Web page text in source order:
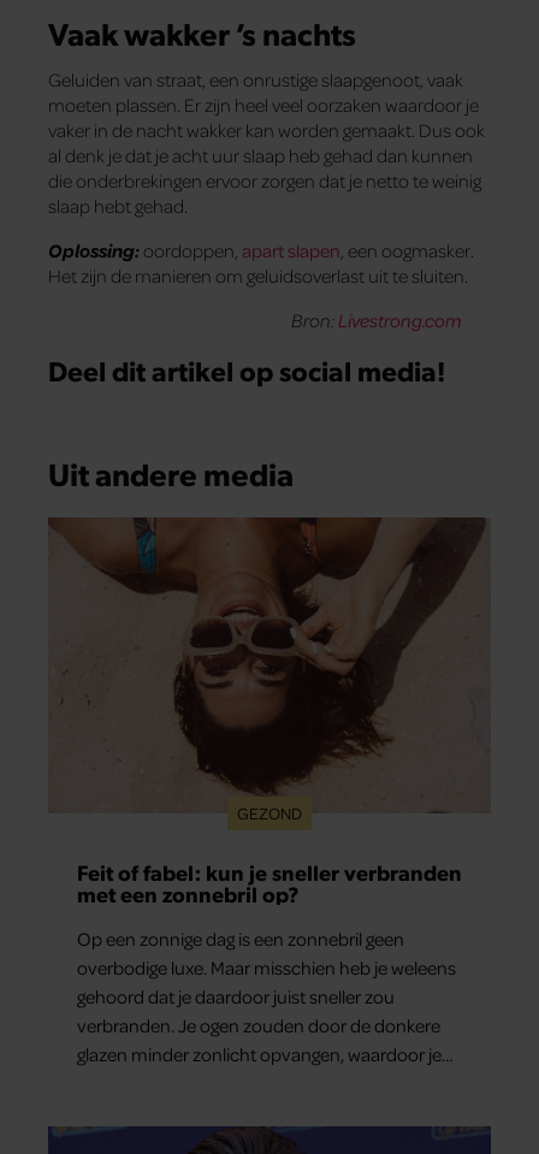
Vaak wakker ’s nachts
Geluiden van straat, een onrustige slaapgenoot, vaak
moeten plassen. Er zijn heel veel oorzaken waardoor je
vaker in de nacht wakker kan worden gemaakt. Dus ook
al denk je dat je acht uur slaap heb gehad dan kunnen
die onderbrekingen ervoor zorgen dat je netto te weinig
slaap hebt gehad.
Oplossing: oordoppen, apart slapen, een oogmasker.
Het zijn de manieren om geluidsoverlast uit te sluiten.
Bron:Livestrong.com
Deel dit artikel op social media!
Uit andere media
GEZOND
Feit of fabel: kun je sneller verbranden
met een zonnebril op?
Op een zonnige dag is een zonnebril geen
overbodige luxe. Maar misschien heb je weleens
gehoord dat je daardoor juist sneller zou
verbranden. Je ogen zouden door de donkere
glazen minder zonlicht opvangen, waardoor je
hoe het zit.